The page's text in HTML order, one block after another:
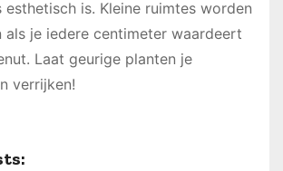
is. Kleine ruimtes worden
als je iedere centimeter waardeert
Laat geurige planten je
verrijken!